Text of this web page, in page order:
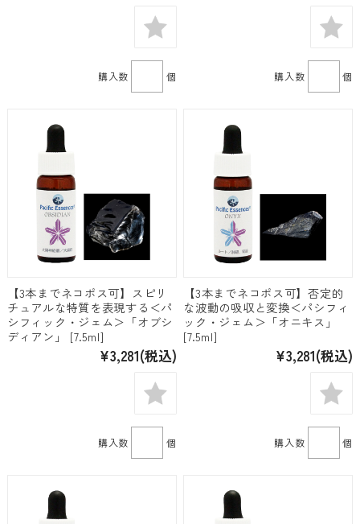
購入数 個 購入数 個
【3本までネコポス可】スピリ
チュアルな特質を表現する＜パ
シフィック・ジェム＞「オブシ
ディアン」 [7.5ml]
¥3,281(税込)
購入数 個
【3本までネコポス可】否定的
な波動の吸収と変換＜パシフィ
ック・ジェム＞「オニキス」
[7.5ml]
¥3,281(税込)
購入数 個